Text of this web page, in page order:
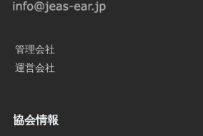
管理会社
運営会社
協会情報